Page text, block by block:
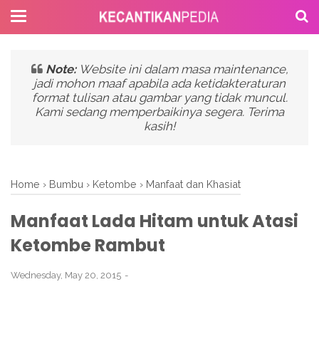
Note: Website ini dalam masa maintenance,
jadi mohon maaf apabila ada ketidakteraturan
format tulisan atau gambar yang tidak muncul.
Kami sedang memperbaikinya segera. Terima
kasih!
Home › Bumbu › Ketombe › Manfaat dan Khasiat
Manfaat Lada Hitam untuk Atasi
Ketombe Rambut
Wednesday, May 20, 2015